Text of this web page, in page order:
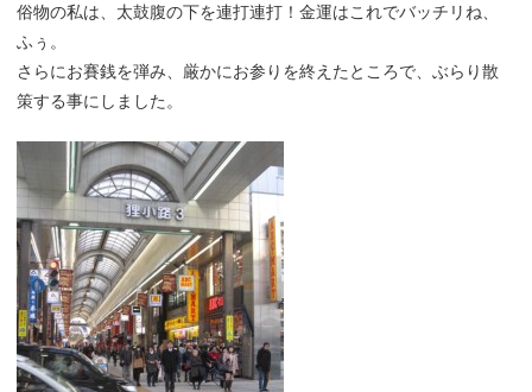
俗物の私は、太鼓腹の下を連打連打！金運はこれでバッチリね、
ふぅ。
さらにお賽銭を弾み、厳かにお参りを終えたところで、ぶらり散
策する事にしました。